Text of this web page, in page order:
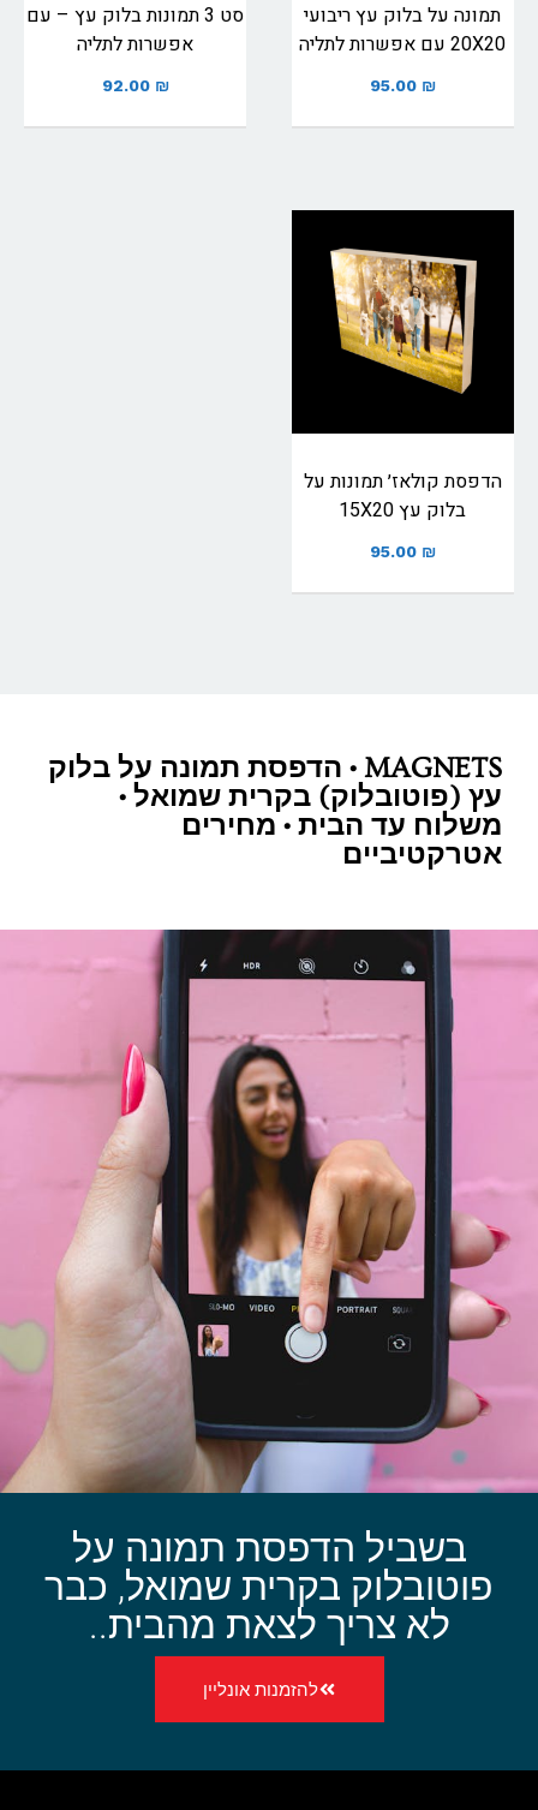
תמונה על בלוק עץ ריבועי
20X20 עם אפשרות לתליה
95.00 ₪
סט 3 תמונות בלוק עץ – עם
אפשרות לתליה
92.00 ₪
הדפסת קולאז׳ תמונות על
בלוק עץ 15X20
95.00 ₪
MAGNETS • הדפסת תמונה על בלוק
עץ (פוטובלוק) בקרית שמואל •
משלוח עד הבית • מחירים
אטרקטיביים
בשביל הדפסת תמונה על
פוטובלוק בקרית שמואל, כבר
לא צריך לצאת מהבית..
להזמנות אונליין